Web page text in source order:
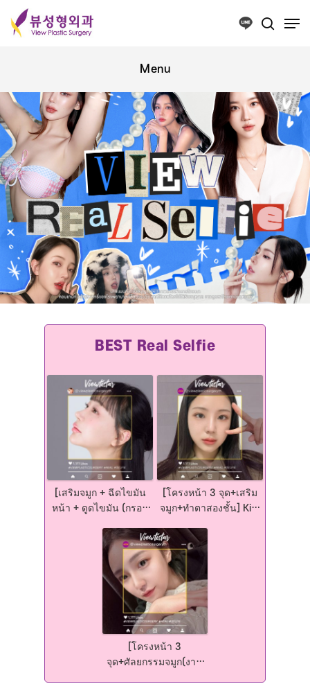
[เสริมจมูก + ฉีดไขมัน
หน้า + ดูดไขมัน (กรอบ
Plastic Surgery Korea
[โครงหน้า 3 จุด+เสริม
จมูก+ทำตาสองชั้น] Kim
Surgery Korea
[โครงหน้า 3
จุด+ศัลยกรรมจมูก(งาน